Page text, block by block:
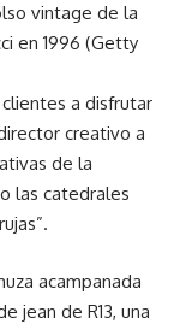
vintage de la
en 1996 (Getty
a disfrutar
creativo a
de la
las catedrales
acampanada
jean de R13, una